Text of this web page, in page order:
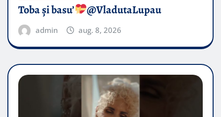
Toba și basu’ @VladutaLupau
admin aug. 8, 2026